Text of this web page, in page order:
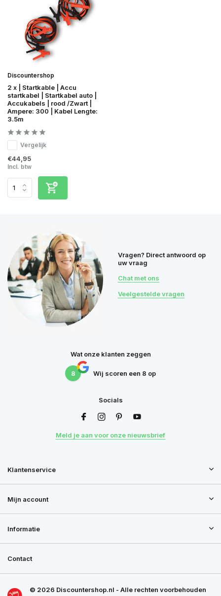
Discountershop
2 x | Startkable | Accu
startkabel | Startkabel auto |
Accukabels | rood /Zwart |
Ampere: 300 | Kabel Lengte:
3.5m
Vergelijk
€44,95
Incl. btw
Vragen? Direct antwoord op
uw vraag
Chat met ons
Veelgestelde vragen
Wat onze klanten zeggen
8 Wij scoren een 8 op
Socials
Meld je aan voor onze nieuwsbrief
Klantenservice
Mijn account
Informatie
Contact
© 2026 Discountershop.nl - Alle rechten voorbehouden